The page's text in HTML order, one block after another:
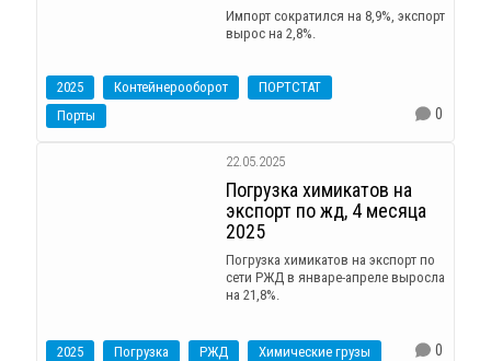
Импорт сократился на 8,9%, экспорт
вырос на 2,8%.
2025 Контейнерооборот
ПОРТСТАТ
Порты
0
22.05.2025
Погрузка химикатов на
экспорт по жд, 4 месяца
2025
Погрузка химикатов на экспорт по
сети РЖД в январе-апреле выросла
на 21,8%.
2025 Погрузка РЖД Химические грузы 0